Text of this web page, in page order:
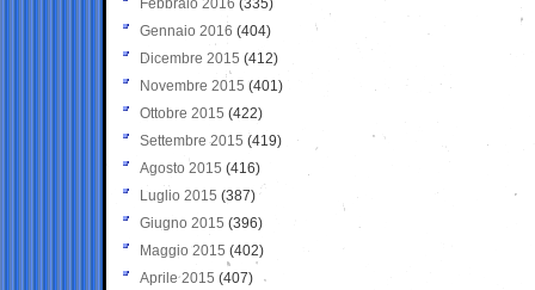
Febbraio 2016 (335)
Gennaio 2016 (404)
Dicembre 2015 (412)
Novembre 2015 (401)
Ottobre 2015 (422)
Settembre 2015 (419)
Agosto 2015 (416)
Luglio 2015 (387)
Giugno 2015 (396)
Maggio 2015 (402)
Aprile 2015 (407)